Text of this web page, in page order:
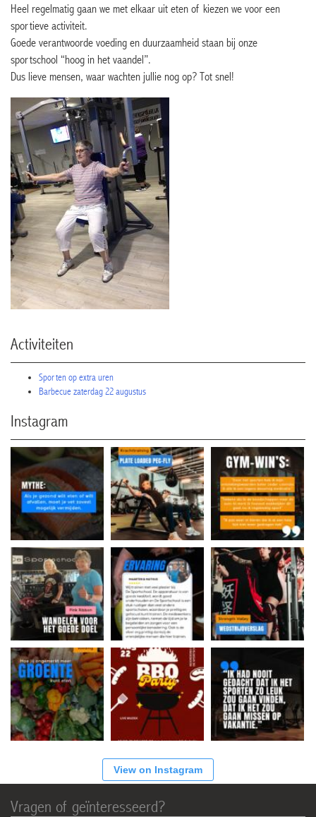
Heel regelmatig gaan we met elkaar uit eten of kiezen we voor een
sportieve activiteit.
Goede verantwoorde voeding en duurzaamheid staan bij onze
sportschool “hoog in het vaandel”.
Dus lieve mensen, waar wachten jullie nog op? Tot snel!
Activiteiten
Sporten op extra uren
Barbecue zaterdag 22 augustus
Instagram
View on Instagram
Vragen of geïnteresseerd?